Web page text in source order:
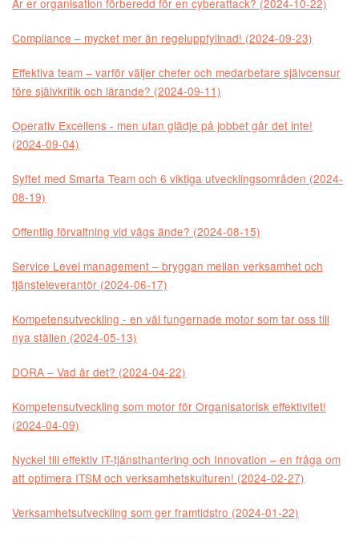
Compliance – mycket mer än regeluppfyllnad! (2024-09-23)
Effektiva team – varför väljer chefer och medarbetare självcensur
före självkritik och lärande? (2024-09-11)
Operativ Excellens - men utan glädje på jobbet går det inte!
(2024-09-04)
Syftet med Smarta Team och 6 viktiga utvecklingsområden (2024-
08-19)
Offentlig förvaltning vid vägs ände? (2024-08-15)
Service Level management – bryggan mellan verksamhet och
tjänsteleverantör (2024-06-17)
Kompetensutveckling - en väl fungernade motor som tar oss till
nya ställen (2024-05-13)
DORA – Vad är det? (2024-04-22)
Kompetensutveckling som motor för Organisatorisk effektivitet!
(2024-04-09)
Nyckel till effektiv IT-tjänsthantering och Innovation – en fråga om
att optimera ITSM och verksamhetskulturen! (2024-02-27)
Verksamhetsutveckling som ger framtidstro (2024-01-22)